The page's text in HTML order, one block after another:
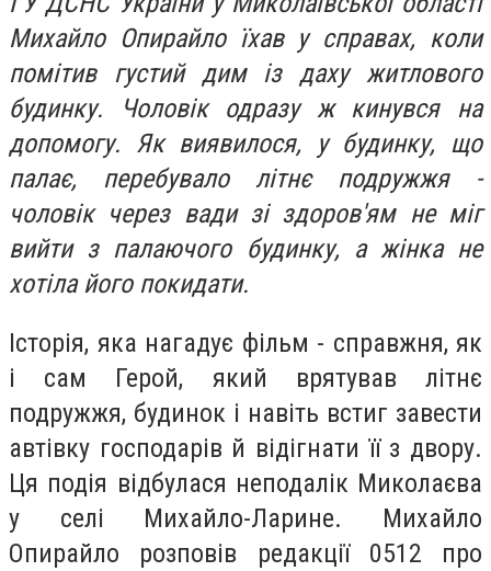
Михайло Опирайло їхав у справах, коли
помітив густий дим із даху житлового
будинку. Чоловік одразу ж кинувся на
допомогу. Як виявилося, у будинку, що
палає, перебувало літнє подружжя -
чоловік через вади зі здоров'ям не міг
вийти з палаючого будинку, а жінка не
хотіла його покидати.
Історія, яка нагадує фільм - справжня, як
і сам Герой, який врятував літнє
подружжя, будинок і навіть встиг завести
автівку господарів й відігнати її з двору.
Ця подія відбулася неподалік Миколаєва
у селі Михайло-Ларине. Михайло
Опирайло розповів редакції 0512 про